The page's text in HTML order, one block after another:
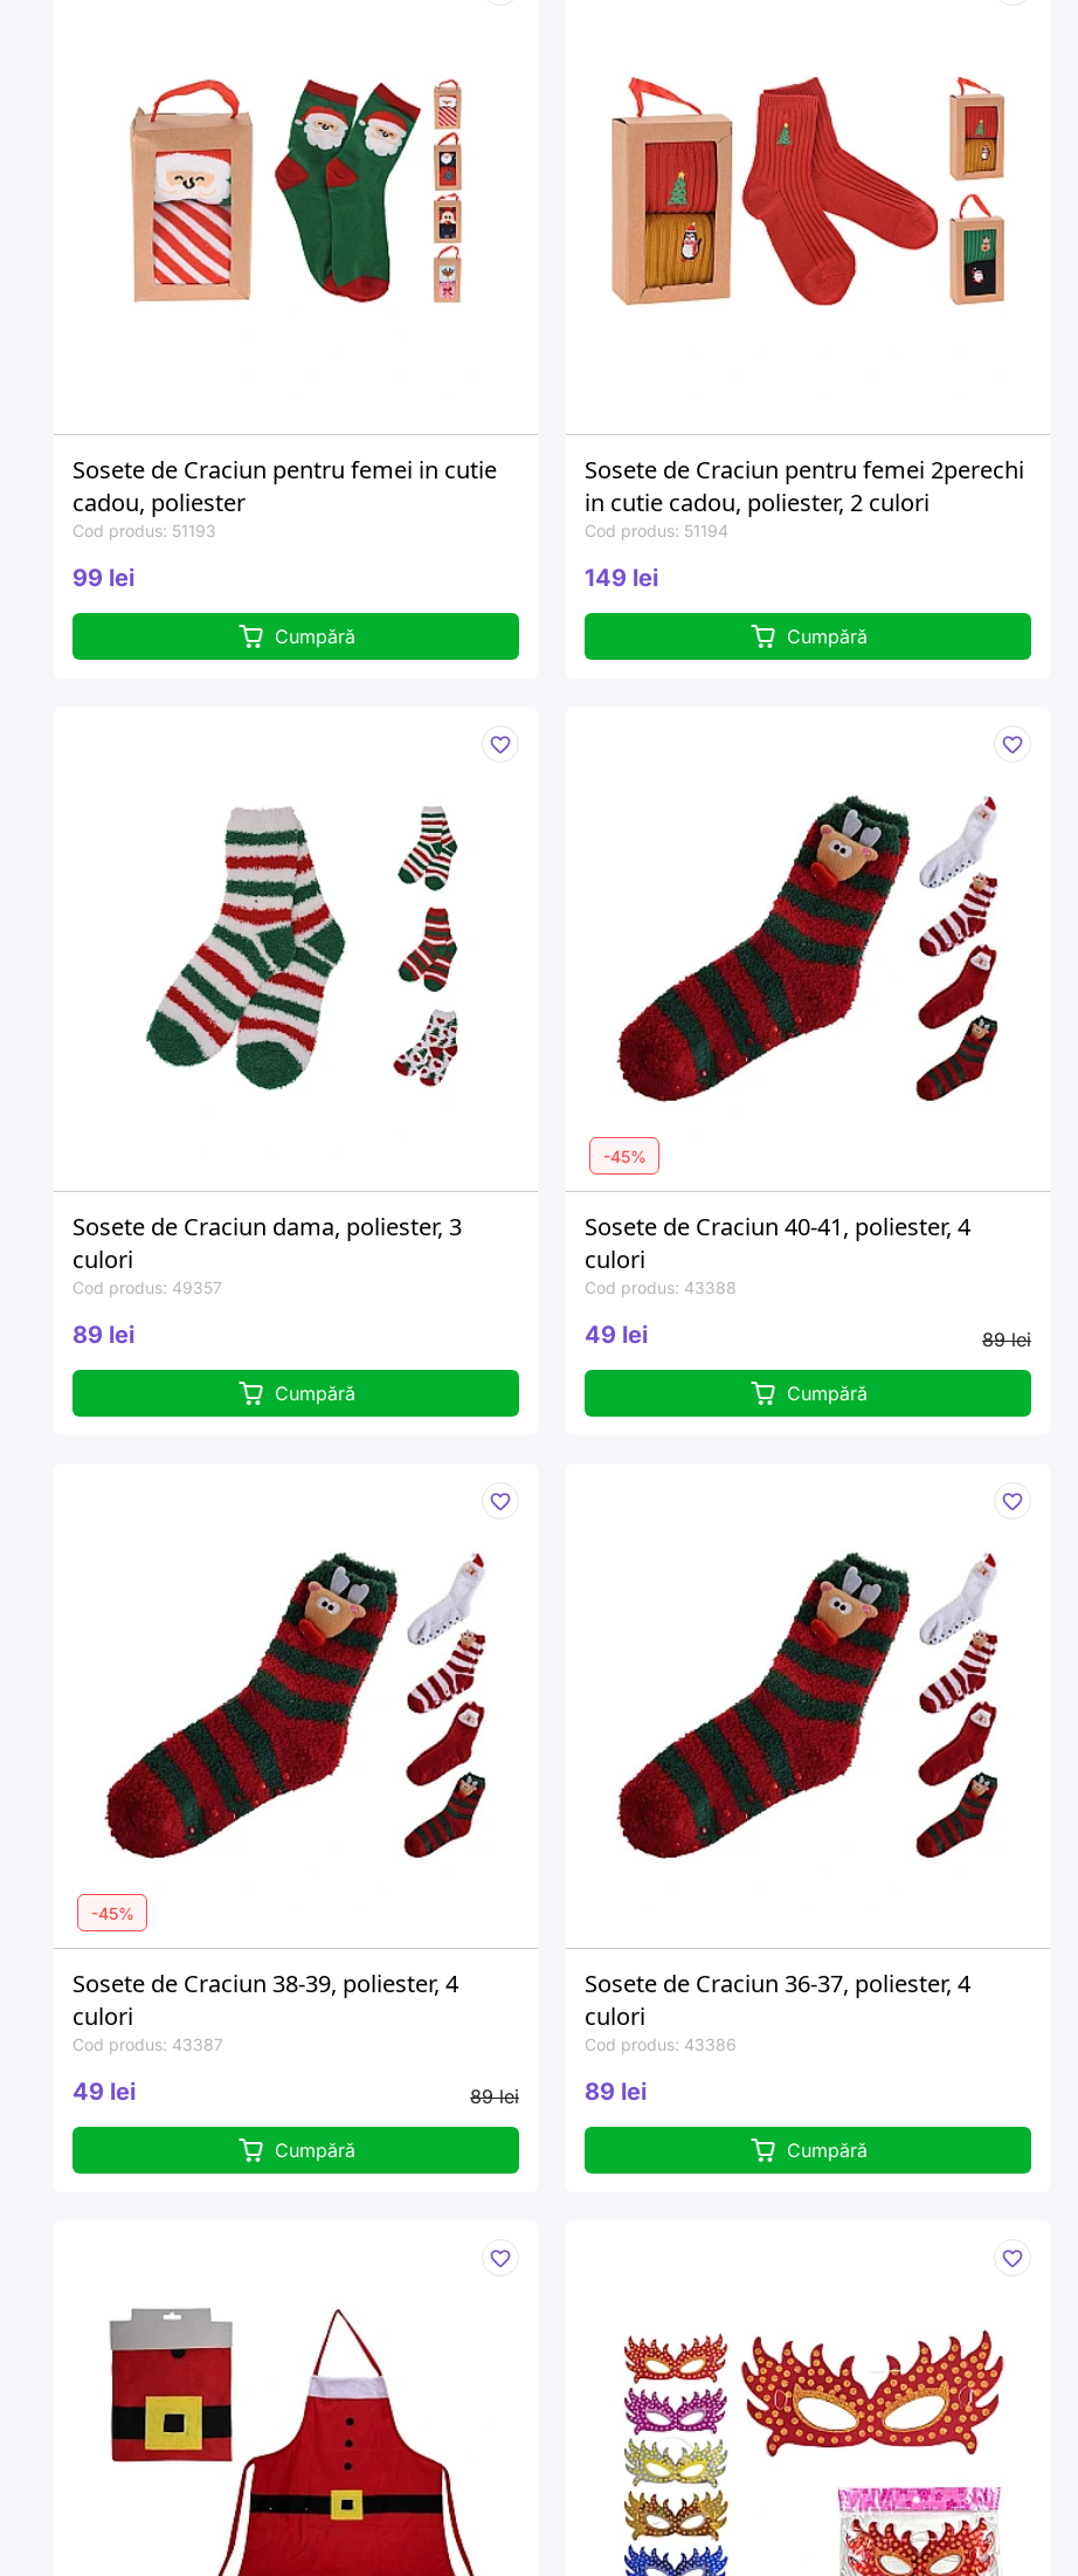
Sosete de Craciun pentru femei in cutie
cadou, poliester
Cod produs: 51193
99 lei
Cumpără
Sosete de Craciun pentru femei 2perechi
in cutie cadou, poliester, 2 culori
Cod produs: 51194
149 lei
Cumpără
Sosete de Craciun dama, poliester, 3
culori
Cod produs: 49357
89 lei
Cumpără
-45%
Sosete de Craciun 40-41, poliester, 4
culori
Cod produs: 43388
49 lei 89 lei
Cumpără
-45%
Sosete de Craciun 38-39, poliester, 4
culori
Cod produs: 43387
49 lei 89 lei
Cumpără
Sosete de Craciun 36-37, poliester, 4
culori
Cod produs: 43386
89 lei
Cumpără